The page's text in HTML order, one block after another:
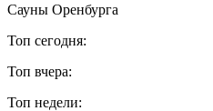
Сауны Оренбурга
Топ сегодня:
Топ вчера:
Топ недели: